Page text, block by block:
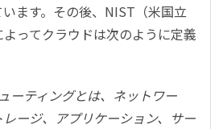
ます。その後、NIST（米国立
ってクラウドは次のように定義
ーティングとは、ネットワー
ージ、アプリケーション、サー